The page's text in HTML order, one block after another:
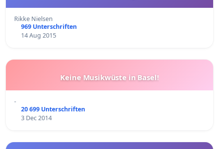
Rikke Nielsen
969 Unterschriften
14 Aug 2015
Keine Musikwüste in Basel!
-
20 699 Unterschriften
3 Dec 2014